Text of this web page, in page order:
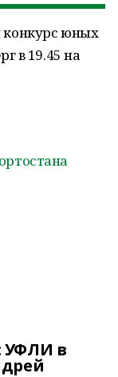
конкурс юных
в 19.45 на
УФЛИ в